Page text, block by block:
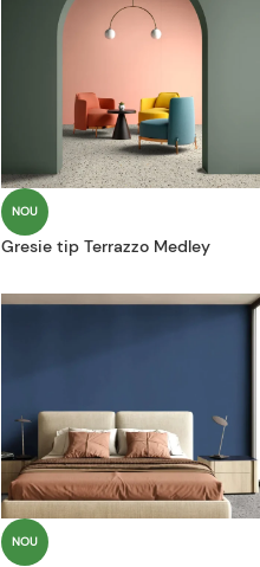
NOU
Gresie tip Terrazzo Medley
NOU